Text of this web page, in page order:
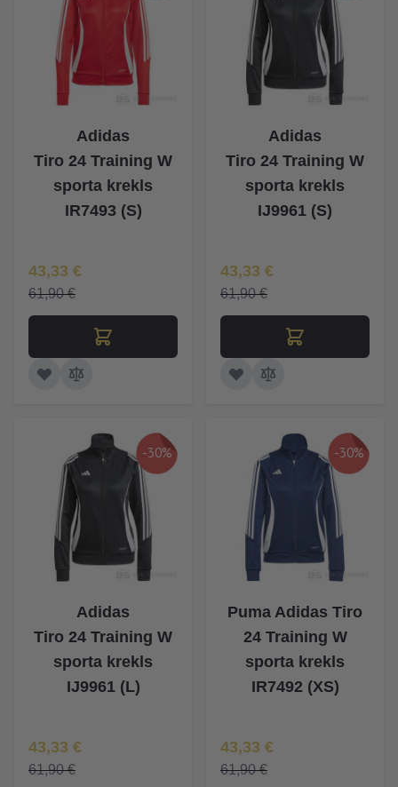
Adidas
Tiro 24 Training W
sporta krekls
IR7493 (S)
Īpaša Cena
43,33 €
61,90 €
Adidas
Tiro 24 Training W
sporta krekls
IJ9961 (S)
Īpaša Cena
43,33 €
61,90 €
-30%
Adidas
Tiro 24 Training W
sporta krekls
IJ9961 (L)
Īpaša Cena
43,33 €
61,90 €
-30%
Puma Adidas Tiro
24 Training W
sporta krekls
IR7492 (XS)
Īpaša Cena
43,33 €
61,90 €